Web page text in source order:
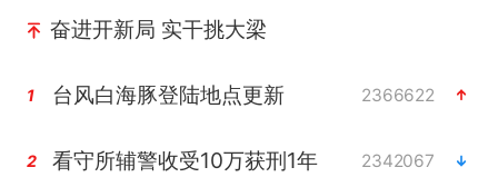
奋进开新局 实干挑大梁
1 台风白海豚登陆地点更新 2366622
2 看守所辅警收受10万获刑1年 2342067